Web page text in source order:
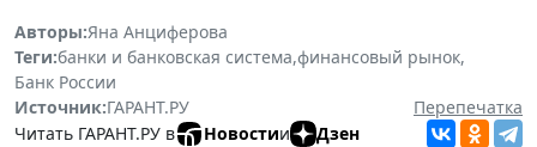
Авторы:Яна Анциферова
Теги:банки и банковская система,финансовый рынок,
Банк России
Источник:ГАРАНТ.РУ
Перепечатка
Читать ГАРАНТ.РУ в
Новостии Дзен